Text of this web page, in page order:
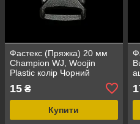
Фастекс (Пряжка) 20 мм
Champion WJ, Woojin
Plastic колір Чорний
15 ₴
Купити